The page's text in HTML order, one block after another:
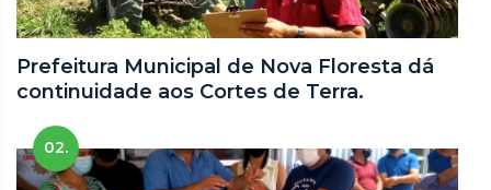
Prefeitura Municipal de Nova Floresta dá
continuidade aos Cortes de Terra.
02.